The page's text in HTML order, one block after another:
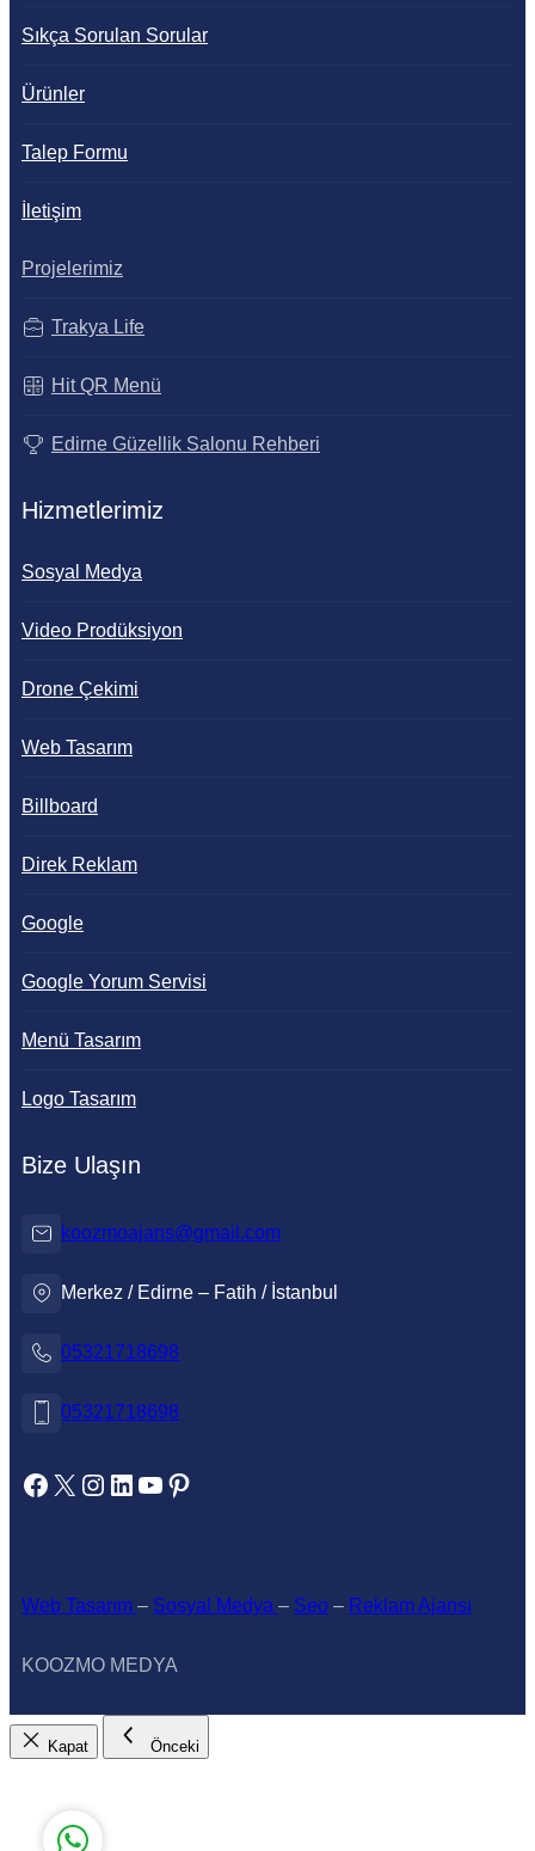
Sıkça Sorulan Sorular
Ürünler
Talep Formu
İletişim
Projelerimiz
Trakya Life
Hit QR Menü
Edirne Güzellik Salonu Rehberi
Hizmetlerimiz
Sosyal Medya
Video Prodüksiyon
Drone Çekimi
Web Tasarım
Billboard
Direk Reklam
Google
Google Yorum Servisi
Menü Tasarım
Logo Tasarım
Bize Ulaşın
koozmoajans@gmail.com
Merkez / Edirne – Fatih / İstanbul
05321718698
05321718698
https://www.facebook.com/koozmoajans https://x.com/koozmoajans https://www.instagram.com/koozmoajans/ https://www.linkedin.com/in/koozmo-ajans/ https://www.youtube.com/@videotanitim Pinterest
Web Tasarım – Sosyal Medya – Seo – Reklam Ajansı
KOOZMO MEDYA
Kapat Önceki